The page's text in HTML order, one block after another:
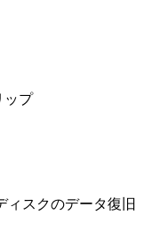
ップ
ィスクのデータ復旧